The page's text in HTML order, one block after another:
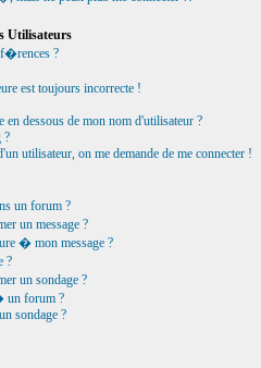
Utilisateurs
?
est toujours incorrecte !
dessous de mon nom d'utilisateur ?
?
utilisateur, on me demande de me connecter !
un forum ?
un message ?
� mon message ?
?
un sondage ?
un forum ?
sondage ?